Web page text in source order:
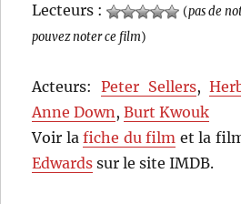
Lecteurs : (pas de
pouvez noter ce film)
Acteurs: Peter Sellers,
Anne Down,Burt Kwouk
Voir lafiche du film et la
Edwards sur le site IMDB.